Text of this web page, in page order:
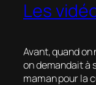
Les
Avant, quand
on demandait à
maman pour la